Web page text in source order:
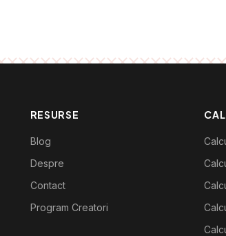
RESURSE
Blog
Despre
Contact
Program Creatori